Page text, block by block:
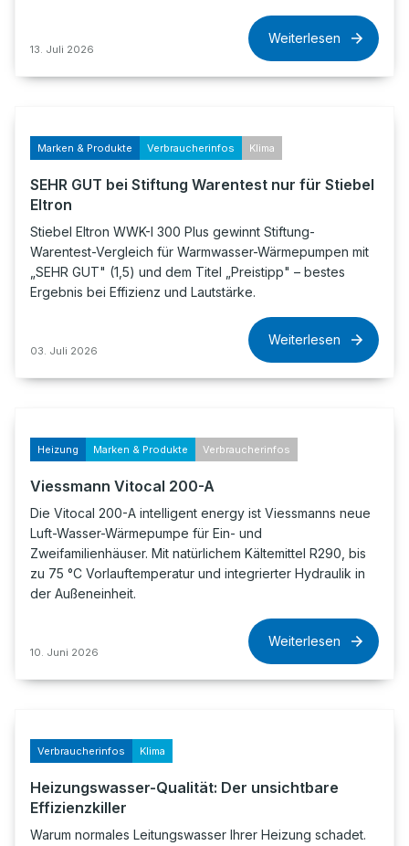
13. Juli 2026
Weiterlesen
Marken & Produkte Verbraucherinfos Klima
SEHR GUT bei Stiftung Warentest nur für Stiebel
Eltron
Stiebel Eltron WWK-I 300 Plus gewinnt Stiftung-
Warentest-Vergleich für Warmwasser-Wärmepumpen mit
„SEHR GUT" (1,5) und dem Titel „Preistipp" – bestes
Ergebnis bei Effizienz und Lautstärke.
03. Juli 2026
Weiterlesen
Heizung Marken & Produkte Verbraucherinfos
Viessmann Vitocal 200-A
Die Vitocal 200-A intelligent energy ist Viessmanns neue
Luft-Wasser-Wärmepumpe für Ein- und
Zweifamilienhäuser. Mit natürlichem Kältemittel R290, bis
zu 75 °C Vorlauftemperatur und integrierter Hydraulik in
der Außeneinheit.
10. Juni 2026
Weiterlesen
Verbraucherinfos Klima
Heizungswasser-Qualität: Der unsichtbare
Effizienzkiller
Warum normales Leitungswasser Ihrer Heizung schadet.